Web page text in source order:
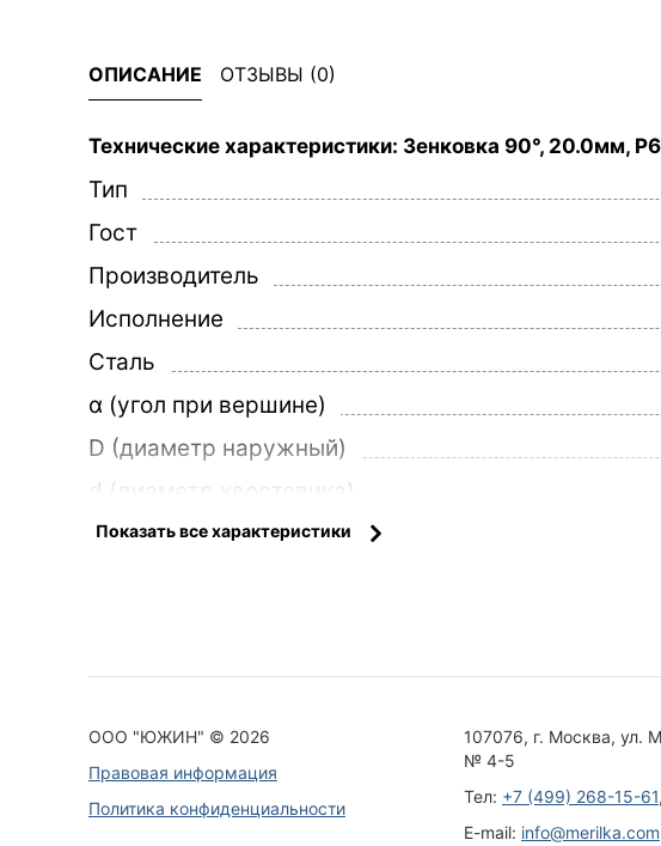
ОПИСАНИЕ ОТЗЫВЫ (0)
Технические характеристики: Зенковка 90°, 20.0мм,
Тип
Гост
Производитель
Исполнение
Сталь
α (угол при вершине)
D (диаметр наружный)
d (диаметр хвостовика)
d 1
Показать все характеристики
ООО "ЮЖИН" © 2026
Правовая информация
Политика конфиденциальности
107076, г. Москва, ул.
№ 4-5
Тел: +7 (499) 268-15-61
E-mail: info@merilka.com